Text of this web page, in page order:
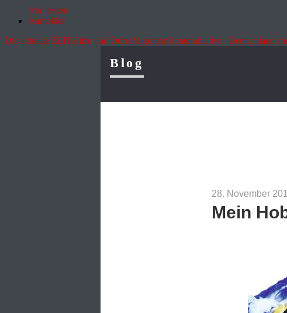
Abo testen
Anmelden
Die aktuelle ZEITHitze und DürreMigrationRenteInitiative "Deutschland
Blog
28. November
Mein